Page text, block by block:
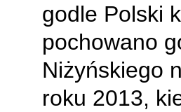
godle Polski
pochowano
Niżyńskiego
roku 2013,